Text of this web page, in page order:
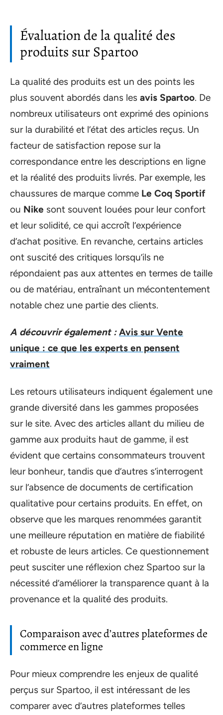
Évaluation de la qualité des
produits sur Spartoo
La qualité des produits est un des points les
plus souvent abordés dans les avis Spartoo. De
nombreux utilisateurs ont exprimé des opinions
sur la durabilité et l’état des articles reçus. Un
facteur de satisfaction repose sur la
correspondance entre les descriptions en ligne
et la réalité des produits livrés. Par exemple, les
chaussures de marque comme Le Coq Sportif
ou Nike sont souvent louées pour leur confort
et leur solidité, ce qui accroît l’expérience
d’achat positive. En revanche, certains articles
ont suscité des critiques lorsqu’ils ne
répondaient pas aux attentes en termes de taille
ou de matériau, entraînant un mécontentement
notable chez une partie des clients.
A découvrir également : Avis sur Vente
unique : ce que les experts en pensent
vraiment
Les retours utilisateurs indiquent également une
grande diversité dans les gammes proposées
sur le site. Avec des articles allant du milieu de
gamme aux produits haut de gamme, il est
évident que certains consommateurs trouvent
leur bonheur, tandis que d’autres s’interrogent
sur l’absence de documents de certification
qualitative pour certains produits. En effet, on
observe que les marques renommées garantit
une meilleure réputation en matière de fiabilité
et robuste de leurs articles. Ce questionnement
peut susciter une réflexion chez Spartoo sur la
nécessité d’améliorer la transparence quant à la
provenance et la qualité des produits.
Comparaison avec d’autres plateformes de
commerce en ligne
Pour mieux comprendre les enjeux de qualité
perçus sur Spartoo, il est intéressant de les
comparer avec d’autres plateformes telles